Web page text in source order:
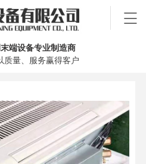
端设备专业制造商
质量、服务赢得客户